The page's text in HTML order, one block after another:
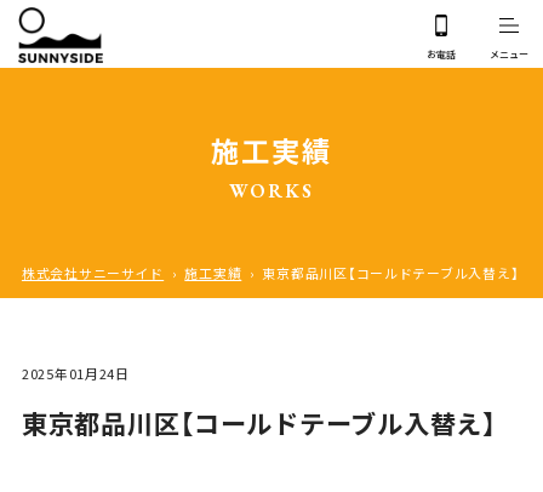
施工実績
WORKS
株式会社サニーサイド › 施工実績 › 東京都品川区【コールドテーブル入替え】
2025年01月24日
東京都品川区【コールドテーブル入替え】